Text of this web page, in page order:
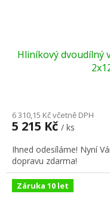
Hliníkový dvoudílný
6 310,15 Kč včetně DPH
5 215 Kč / ks
Ihned odesíláme! Nyní
dopravu zdarma!
Záruka 10 let